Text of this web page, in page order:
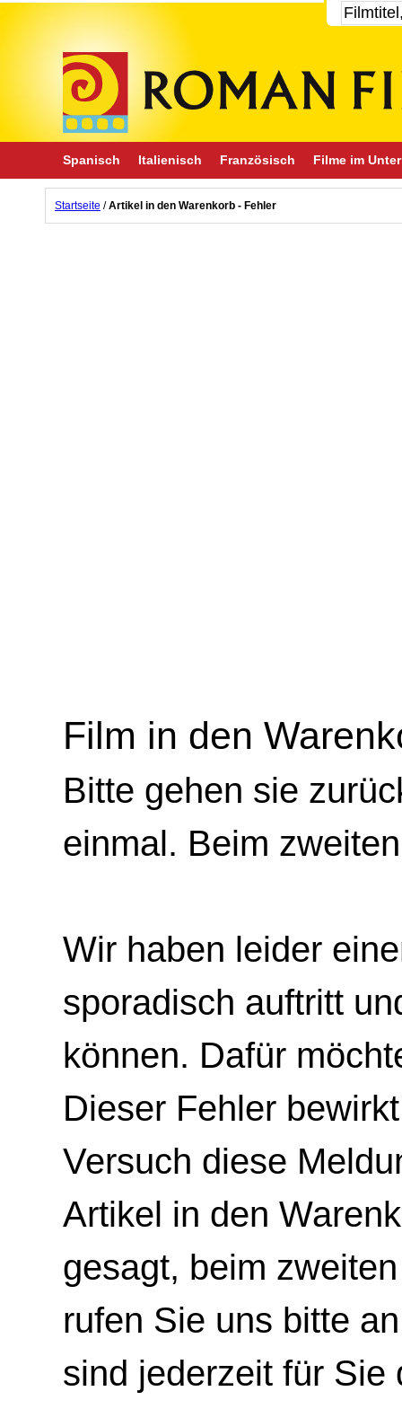
Spanisch Italienisch Französisch Filme im
Startseite /Artikel in den Warenkorb - Fehler
Film in den
Bitte gehen sie
einmal. Beim
Wir haben leider
sporadisch auftritt
können. Dafür
Dieser Fehler
Versuch diese
Artikel in den
gesagt, beim
rufen Sie uns bitte
sind jederzeit für Sie